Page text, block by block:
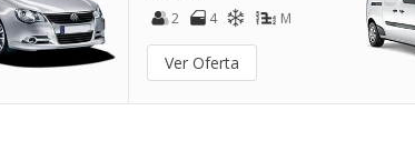
2
4 M
Ver Oferta